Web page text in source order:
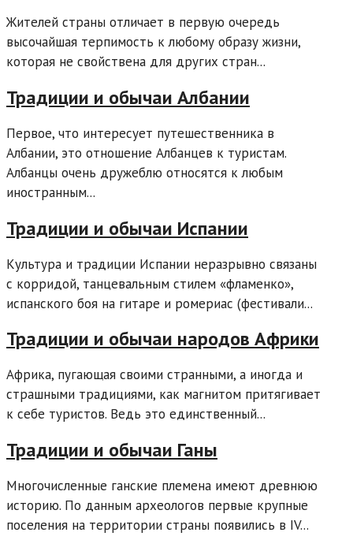
Жителей страны отличает в первую очередь
высочайшая терпимость к любому образу жизни,
которая не свойствена для других стран...
Традиции и обычаи Албании
Первое, что интересует путешественника в
Албании, это отношение Албанцев к туристам.
Албанцы очень дружеблю относятся к любым
иностранным...
Традиции и обычаи Испании
Культура и традиции Испании неразрывно связаны
с корридой, танцевальным стилем «фламенко»,
испанского боя на гитаре и ромериас (фестивали...
Традиции и обычаи народов Африки
Африка, пугающая своими странными, а иногда и
страшными традициями, как магнитом притягивает
к себе туристов. Ведь это единственный...
Традиции и обычаи Ганы
Многочисленные ганские племена имеют древнюю
историю. По данным археологов первые крупные
поселения на территории страны появились в IV...